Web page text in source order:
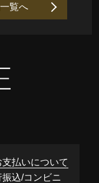
覧へ
支払いについて
込/コンビニ